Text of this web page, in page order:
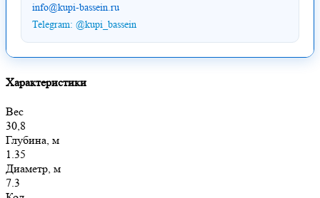
info@kupi-bassein.ru
Telegram: @kupi_bassein
Характеристики
Вес
30,8
Глубина, м
1.35
Диаметр, м
7.3